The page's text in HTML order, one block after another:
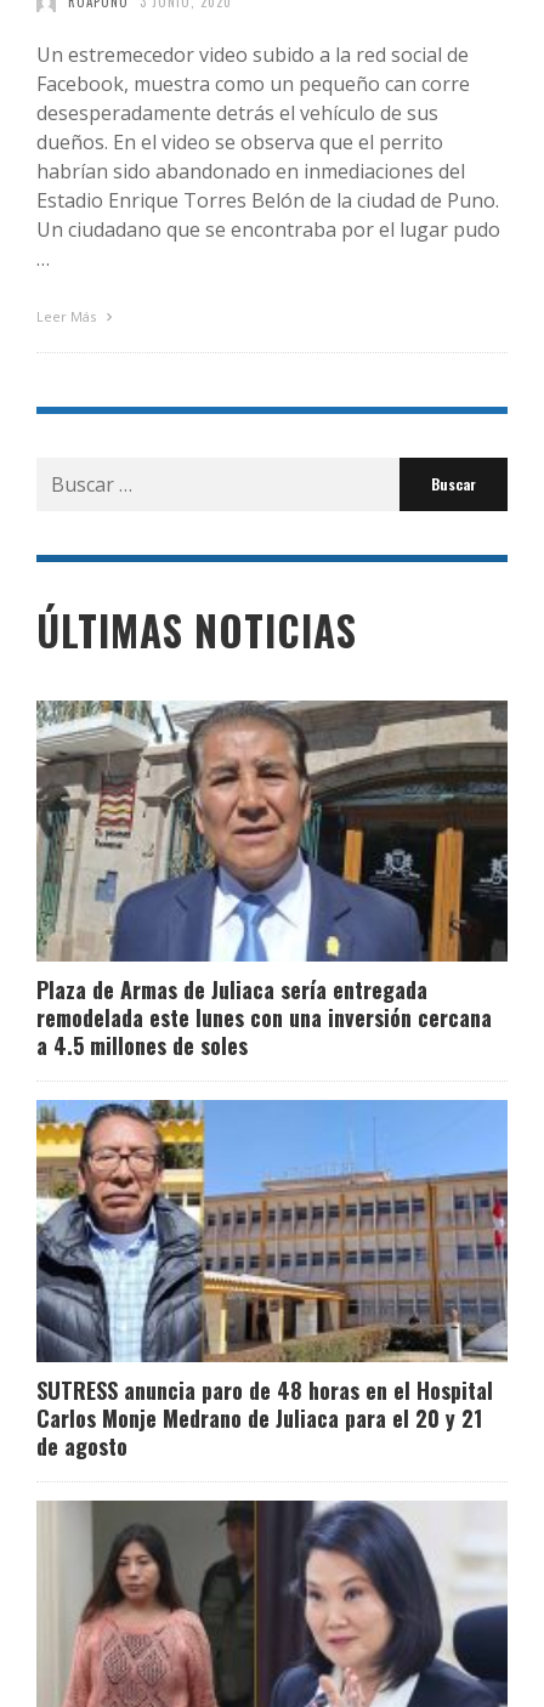
Un estremecedor video subido a la red social de
Facebook, muestra como un pequeño can corre
desesperadamente detrás el vehículo de sus
dueños. En el video se observa que el perrito
habrían sido abandonado en inmediaciones del
Estadio Enrique Torres Belón de la ciudad de Puno.
Un ciudadano que se encontraba por el lugar pudo
…
Leer Más
Buscar
por:
ÚLTIMAS NOTICIAS
Plaza de Armas de Juliaca sería entregada
remodelada este lunes con una inversión cercana
a 4.5 millones de soles
SUTRESS anuncia paro de 48 horas en el Hospital
Carlos Monje Medrano de Juliaca para el 20 y 21
de agosto